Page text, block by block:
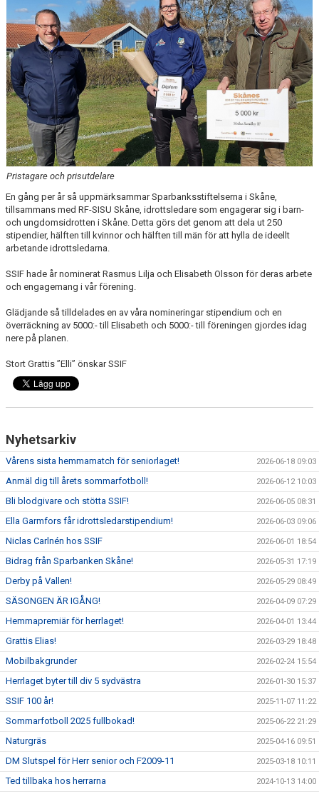
Pristagare och prisutdelare
En gång per år så uppmärksammar Sparbanksstiftelserna i Skåne,
tillsammans med RF-SISU Skåne, idrottsledare som engagerar sig i barn-
och ungdomsidrotten i Skåne. Detta görs det genom att dela ut 250
stipendier, hälften till kvinnor och hälften till män för att hylla de ideellt
arbetande idrottsledarna.
SSIF hade år nominerat Rasmus Lilja och Elisabeth Olsson för deras arbete
och engagemang i vår förening.
Glädjande så tilldelades en av våra nomineringar stipendium och en
överräckning av 5000:- till Elisabeth och 5000:- till föreningen gjordes idag
nere på planen.
Stort Grattis ”Elli” önskar SSIF
Nyhetsarkiv
Vårens sista hemmamatch för seniorlaget! 2026-06-18 09:03
Anmäl dig till årets sommarfotboll! 2026-06-12 10:03
Bli blodgivare och stötta SSIF! 2026-06-05 08:31
Ella Garmfors får idrottsledarstipendium! 2026-06-03 09:06
Niclas Carlnén hos SSIF 2026-06-01 18:54
Bidrag från Sparbanken Skåne! 2026-05-31 17:19
Derby på Vallen! 2026-05-29 08:49
SÄSONGEN ÄR IGÅNG! 2026-04-09 07:29
Hemmapremiär för herrlaget! 2026-04-01 13:44
Grattis Elias! 2026-03-29 18:48
Mobilbakgrunder 2026-02-24 15:54
Herrlaget byter till div 5 sydvästra 2026-01-30 15:37
SSIF 100 år! 2025-11-07 11:22
Sommarfotboll 2025 fullbokad! 2025-06-22 21:29
Naturgräs 2025-04-16 09:51
DM Slutspel för Herr senior och F2009-11 2025-03-18 10:11
Ted tillbaka hos herrarna 2024-10-13 14:00